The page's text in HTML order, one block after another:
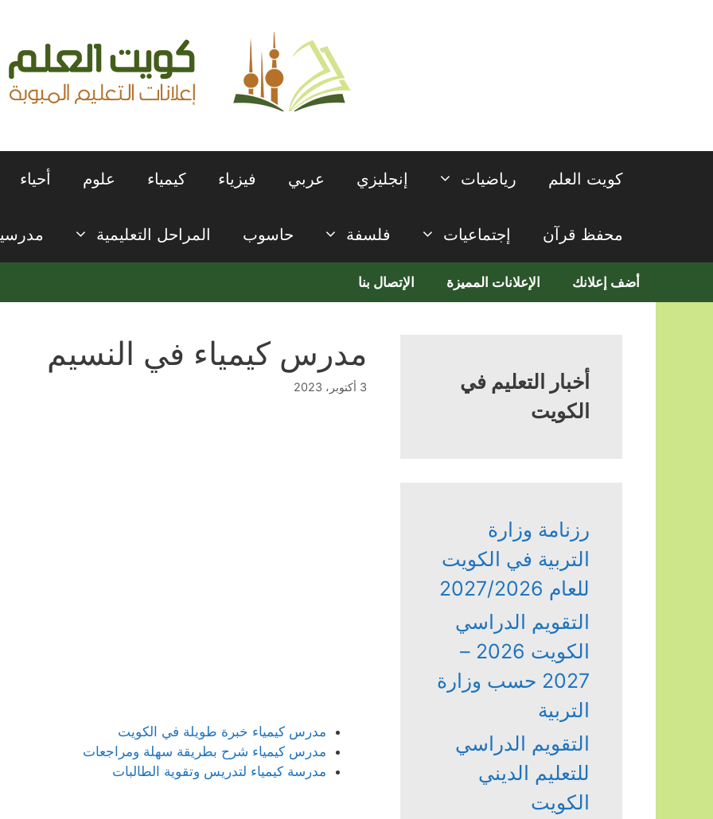
كويت العلم رياضيات إنجليزي عربي فيزياء كيمياء علوم أحياء
محفظ قرآن إجتماعيات فلسفة حاسوب المراحل التعليمية
أضف إعلانك الإعلانات المميزة الإتصال بنا
مدرس كيمياء في النسيم
3 أكتوبر، 2023
مدرس كيمياء خبرة طويلة في الكويت
مدرس كيمياء شرح بطريقة سهلة ومراجعات
مدرسة كيمياء لتدريس وتقوية الطالبات
أخبار التعليم في
الكويت
رزنامة وزارة
التربية في الكويت
للعام 2027/2026
التقويم الدراسي
الكويت 2026 –
2027 حسب وزارة
التربية
التقويم الدراسي
للتعليم الديني
الكويت